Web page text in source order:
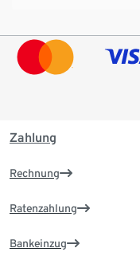
Zahlung
Rechnung
Ratenzahlung
Bankeinzug